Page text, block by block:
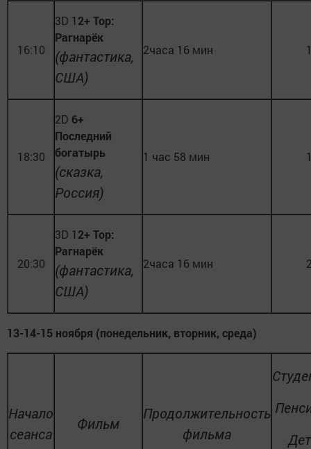
16:10
3D 1 2+ Тор:
Рагнарёк
(фантастика,
США)
2часа 16 мин
18:30
2D 6+
Последний
богатырь
(сказка,
Россия)
1 час 58 мин
20:30
3D 1 2+ Тор:
Рагнарёк
(фантастика,
США)
2часа 16 мин
13-14-15 ноября (понедельник, вторник, среда)
Начало
сеанса
Фильм
Продолжительность
фильма